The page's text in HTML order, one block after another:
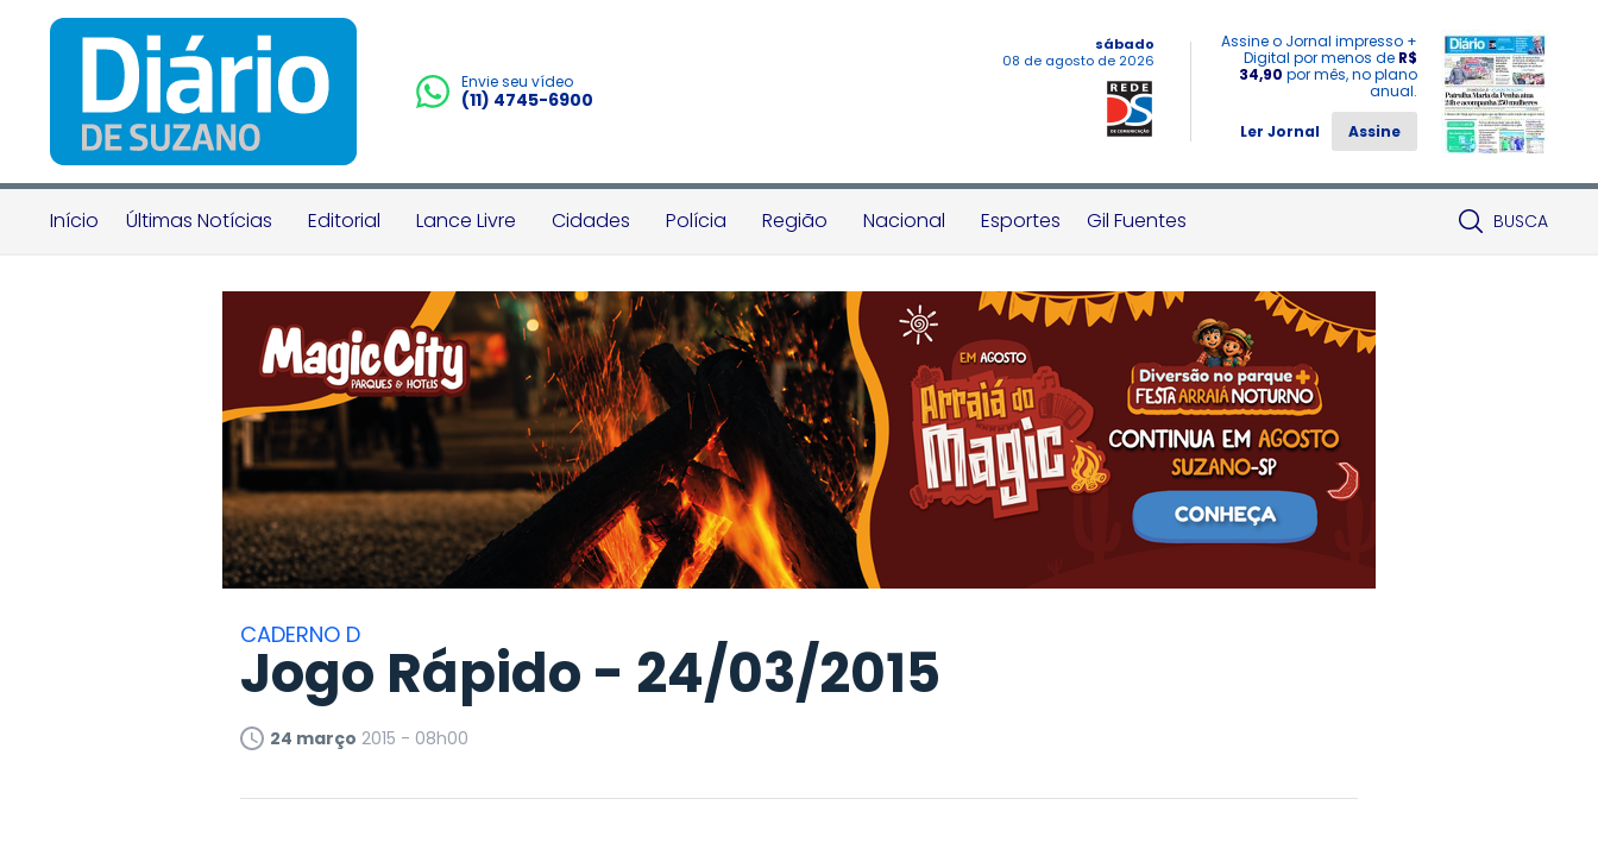
Envie seu vídeo
(11) 4745-6900
sábado
08 de agosto de 2026
Assine o Jornal impresso +
Digital por menos de R$
34,90 por mês, no plano
anual.
Ler Jornal
Assine
Início Últimas Notícias Editorial Lance Livre Cidades Polícia Região Nacional Esportes Gil Fuentes BUSCA
CADERNO D
Jogo Rápido - 24/03/2015
24 março 2015 - 08h00